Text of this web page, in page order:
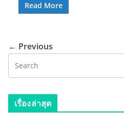
Read More
← Previous
เรื่องล่าสุด